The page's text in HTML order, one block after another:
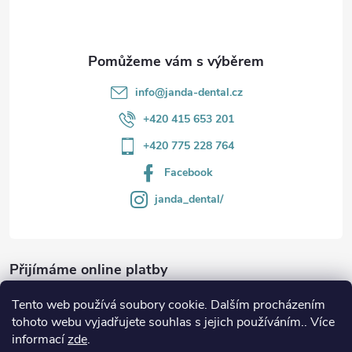
Tento web používá soubory cookie. Dalším procházením
tohoto webu vyjadřujete souhlas s jejich používáním.. Více
informacízde.
info@janda-dental.cz
+420 415 653 201
+420 775 228 764
Facebook
janda_dental/
Přijímáme online platby